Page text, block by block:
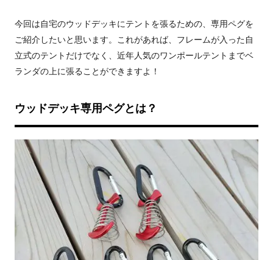
今回は自宅のウッドデッキにテントを張るための、専用ペグを
ご紹介したいと思います。これがあれば、フレームが入った自
立式のテントだけでなく、近年人気のワンポールテントまでベ
ランダの上に張ることができますよ！
ウッドデッキ専用ペグとは？